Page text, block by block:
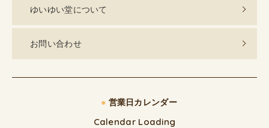
ゆいゆい堂について
お問い合わせ
● 営業日カレンダー
Calendar Loading